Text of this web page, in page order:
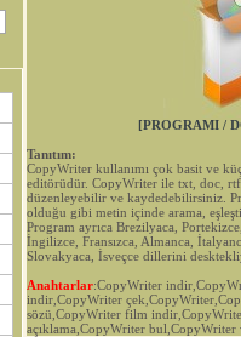
[PROGRAMI /
Tanıtım:
CopyWriter kullanımı çok basit ve
editörüdür. CopyWriter ile txt, doc,
düzenleyebilir ve kaydedebilirsiniz.
olduğu gibi metin içinde arama,
Program ayrıca Brezilyaca,
İngilizce, Fransızca, Almanca,
Slovakyaca, İsveçce dillerini
Anahtarlar:CopyWriter
indir,CopyWriter
sözü,CopyWriter film
açıklama,CopyWriter